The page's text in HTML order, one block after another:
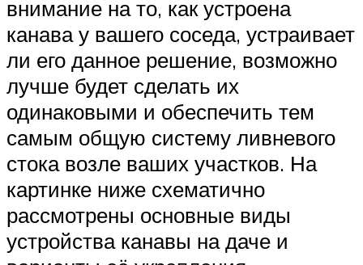
внимание на то, как устроена
канава у вашего соседа, устраивает
ли его данное решение, возможно
лучше будет сделать их
одинаковыми и обеспечить тем
самым общую систему ливневого
стока возле ваших участков. На
картинке ниже схематично
рассмотрены основные виды
устройства канавы на даче и